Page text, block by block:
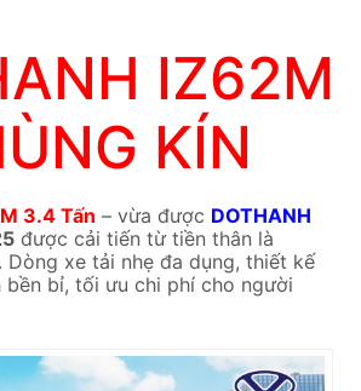
IZ62M
KÍN
3.4 Tấn – vừa được DOTHANH
được cải tiến từ tiền thân là
. Dòng xe tải nhẹ đa dụng, thiết kế
bền bỉ, tối ưu chi phí cho người